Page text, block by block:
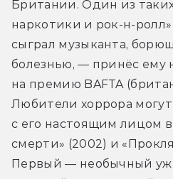
Британии. Один из
наркотики и рок-н-
сыграл музыканта,
болезнью, — принёс
на премию BAFTA
Любители хоррора
с его настоящим лицом
смерти» (2002) и
Первый — необычный